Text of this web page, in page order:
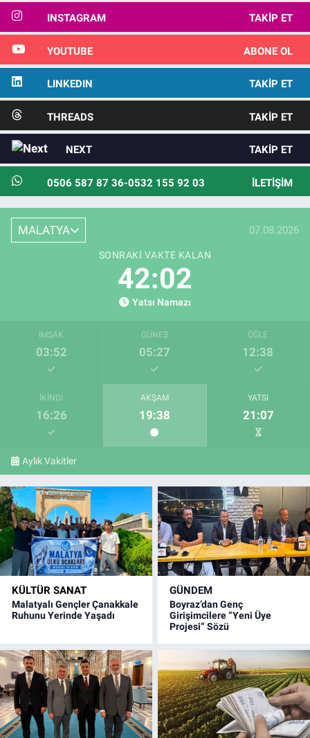
INSTAGRAM TAKIP ET
YOUTUBE ABONE OL
LINKEDIN TAKIP ET
THREADS TAKIP ET
NEXT TAKIP ET
0506 587 87 36-0532 155 92 03 İLETIŞIM
MALATYA 07.08.2026
SONRAKI VAKTE KALAN
42:01
Yatsı Namazı
İMSAK
03:52
GÜNEŞ
05:27
ÖĞLE
12:38
İKINDI
16:26
AKŞAM
19:38
YATSI
21:07
Aylık Vakitler
KÜLTÜR SANAT
Malatyalı Gençler Çanakkale
Ruhunu Yerinde Yaşadı
GÜNDEM
Boyraz’dan Genç
Girişimcilere “Yeni Üye
Projesi” Sözü